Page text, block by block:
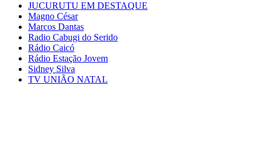
JUCURUTU EM DESTAQUE
Magno César
Marcos Dantas
Radio Cabugi do Serido
Rádio Caicó
Rádio Estação Jovem
Sidney Silva
TV UNIÃO NATAL